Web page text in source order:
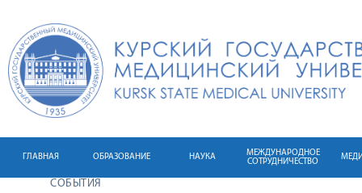
ГЛАВНАЯ ОБРАЗОВАНИЕ НАУКА
МЕЖДУНАРОДНОЕ
СОТРУДНИЧЕСТВО
СОБЫТИЯ